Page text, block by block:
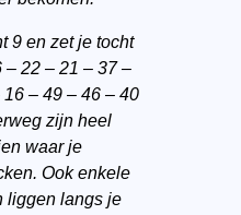
9 en zet je tocht
– 22 – 21 – 37 –
– 49 – 46 – 40
zijn heel
waar je
Ook enkele
liggen langs je